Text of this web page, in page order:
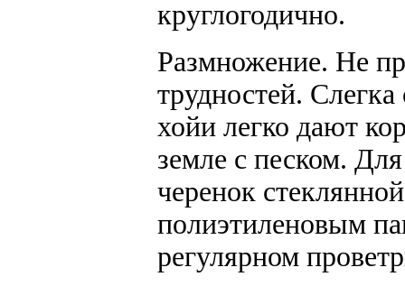
круглогодично.
Размножение. Не
трудностей.
хойи легко дают
земле с песком.
черенок
полиэтиленовым
регулярном